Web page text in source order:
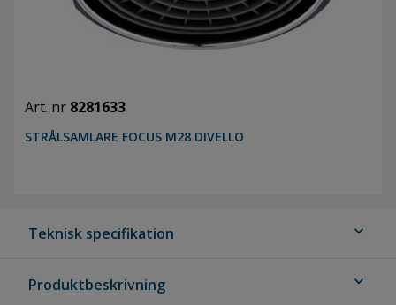
Art. nr 8281633
STRÅLSAMLARE FOCUS M28 DIVELLO
Teknisk specifikation expand_more
Produktbeskrivning expand_more